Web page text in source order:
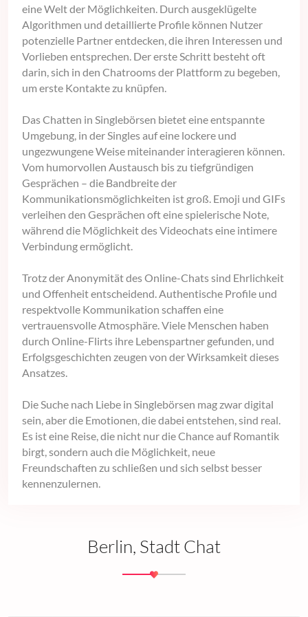
eine Welt der Möglichkeiten. Durch ausgeklügelte
Algorithmen und detaillierte Profile können Nutzer
potenzielle Partner entdecken, die ihren Interessen und
Vorlieben entsprechen. Der erste Schritt besteht oft
darin, sich in den Chatrooms der Plattform zu begeben,
um erste Kontakte zu knüpfen.
Das Chatten in Singlebörsen bietet eine entspannte
Umgebung, in der Singles auf eine lockere und
ungezwungene Weise miteinander interagieren können.
Vom humorvollen Austausch bis zu tiefgründigen
Gesprächen – die Bandbreite der
Kommunikationsmöglichkeiten ist groß. Emoji und GIFs
verleihen den Gesprächen oft eine spielerische Note,
während die Möglichkeit des Videochats eine intimere
Verbindung ermöglicht.
Trotz der Anonymität des Online-Chats sind Ehrlichkeit
und Offenheit entscheidend. Authentische Profile und
respektvolle Kommunikation schaffen eine
vertrauensvolle Atmosphäre. Viele Menschen haben
durch Online-Flirts ihre Lebenspartner gefunden, und
Erfolgsgeschichten zeugen von der Wirksamkeit dieses
Ansatzes.
Die Suche nach Liebe in Singlebörsen mag zwar digital
sein, aber die Emotionen, die dabei entstehen, sind real.
Es ist eine Reise, die nicht nur die Chance auf Romantik
birgt, sondern auch die Möglichkeit, neue
Freundschaften zu schließen und sich selbst besser
kennenzulernen.
Berlin, Stadt Chat